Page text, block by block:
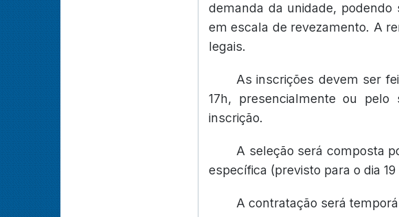
demanda da unidade,
em escala de revezamento. A
legais.
As inscrições devem ser
17h, presencialmente ou
inscrição.
A seleção será composta
específica (previsto para o dia
A contratação será